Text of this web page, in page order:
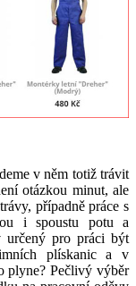
v něm totiž trávit
otázkou minut, ale
případně práce s
i spoustu potu a
určený pro práci být
plískanic a v
plyne? Pečlivý výběr